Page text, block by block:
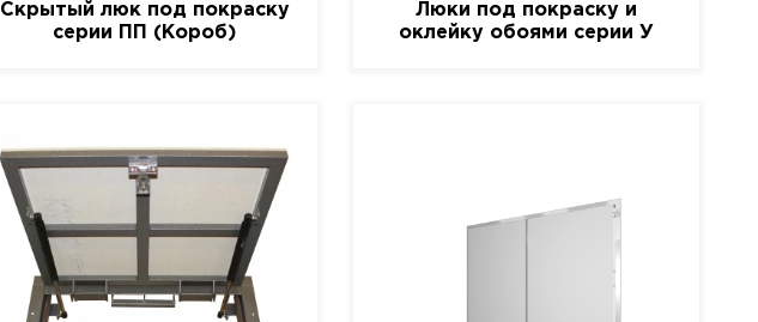
Скрытый люк под покраску
серии ПП (Короб)
Люки под покраску и
оклейку обоями серии У